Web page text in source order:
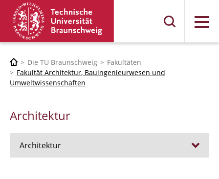
Menü
Die TU Braunschweig
Fakultäten
Fakultät Architektur, Bauingenieurwesen und
Umweltwissenschaften
Architektur
Architektur